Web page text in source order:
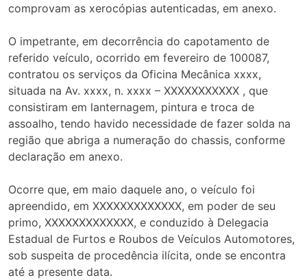
comprovam as xerocópias autenticadas, em anexo.
O impetrante, em decorrência do capotamento de
referido veículo, ocorrido em fevereiro de 100087,
contratou os serviços da Oficina Mecânica xxxx,
situada na Av. xxxx, n. xxxx – XXXXXXXXXXX , que
consistiram em lanternagem, pintura e troca de
assoalho, tendo havido necessidade de fazer solda na
região que abriga a numeração do chassis, conforme
declaração em anexo.
Ocorre que, em maio daquele ano, o veículo foi
apreendido, em XXXXXXXXXXXXX, em poder de seu
primo, XXXXXXXXXXXXX, e conduzido à Delegacia
Estadual de Furtos e Roubos de Veículos Automotores,
sob suspeita de procedência ilícita, onde se encontra
até a presente data.